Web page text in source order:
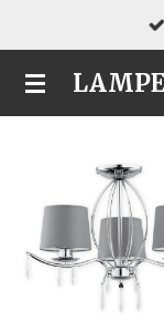
Hauptinhalt
springen